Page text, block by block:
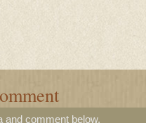
and comment below.